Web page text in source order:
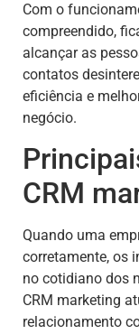
Com o
compreendido,
alcançar as
contatos
eficiência e
negócio.
CRM
Quando uma
corretamente, os
no cotidiano dos
CRM marketing
relacionamento